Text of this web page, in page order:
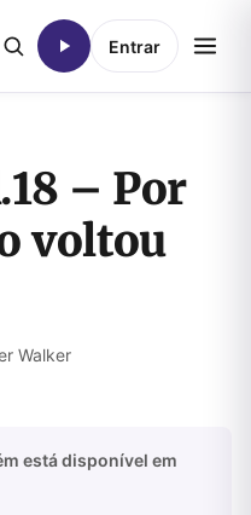
Entrar
– Por
voltou
Walker
está disponível em